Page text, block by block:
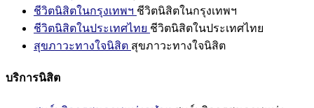
ชีวิตนิสิตในกรุงเทพฯ ชีวิตนิสิตในกรุงเทพฯ
ชีวิตนิสิตในประเทศไทย ชีวิตนิสิตในประเทศไทย
สุขภาวะทางใจนิสิต สุขภาวะทางใจนิสิต
บริการนิสิต